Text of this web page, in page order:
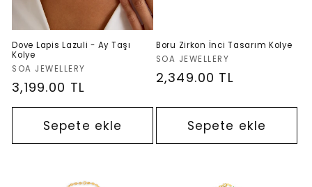
Dove Lapis Lazuli - Ay Taşı
Kolye
Satıcı:
SOA JEWELLERY
Normal
fiyat
3,199.00 TL
Sepete ekle
Boru Zirkon İnci Tasarım Kolye
Satıcı:
SOA JEWELLERY
Normal
2,349.00 TL
Sepete ekle